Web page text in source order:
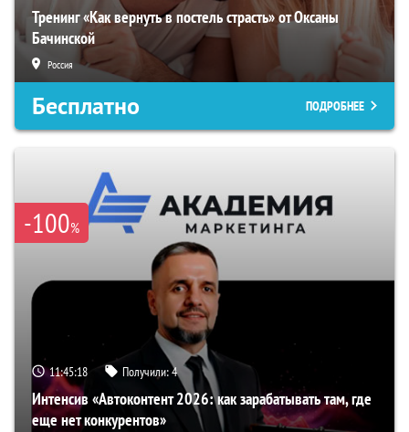
Тренинг «Как вернуть в постель страсть» от Оксаны
Бачинской
Россия
Бесплатно ПОДРОБНЕЕ
-100%
11:45:17 Получили:4
Интенсив «Автоконтент 2026: как зарабатывать там, где
еще нет конкурентов»